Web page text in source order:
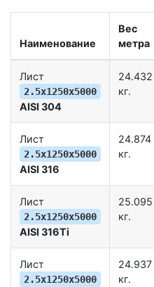
Наименование
Вес
метра
Лист
2.5х1250х5000
AISI 304
24.432
кг.
Лист
2.5х1250х5000
AISI 316
24.874
кг.
Лист
2.5х1250х5000
AISI 316Ti
25.095
кг.
Лист
2.5х1250х5000
24.937
кг.